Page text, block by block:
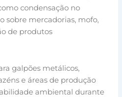
condensação no
sobre mercadorias, mofo,
de produtos
galpões metálicos,
e áreas de produção
ambiental durante